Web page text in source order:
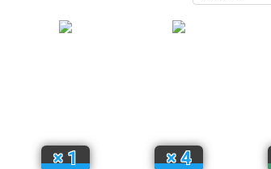
×1 ×4